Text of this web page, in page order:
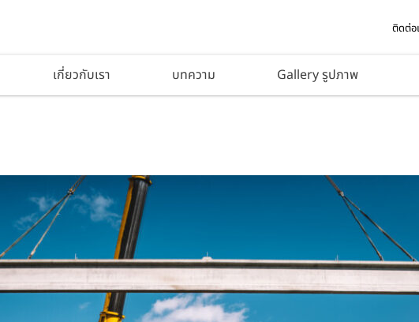
ติดต่อ
เกี่ยวกับเรา บทความ Gallery รูปภาพ